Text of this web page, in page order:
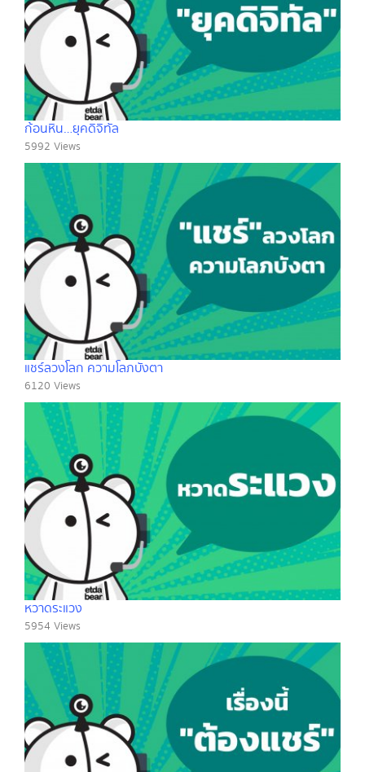
ก้อนหิน…ยุคดิจิทัล
5992 Views
แชร์ลวงโลก ความโลภบังตา
6120 Views
หวาดระแวง
5954 Views